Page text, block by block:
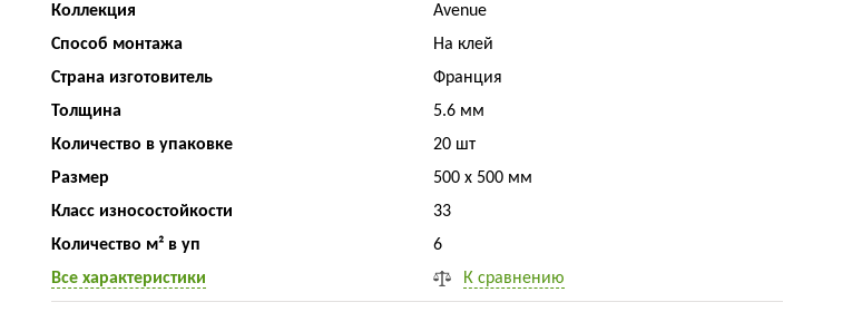
Коллекция
Avenue
Способ монтажа
На клей
Страна изготовитель
Франция
Толщина
5.6 мм
Количество в упаковке
20 шт
Размер
500 x 500 мм
Класс износостойкости
33
Количество м² в уп
6
Все характеристики
К сравнению